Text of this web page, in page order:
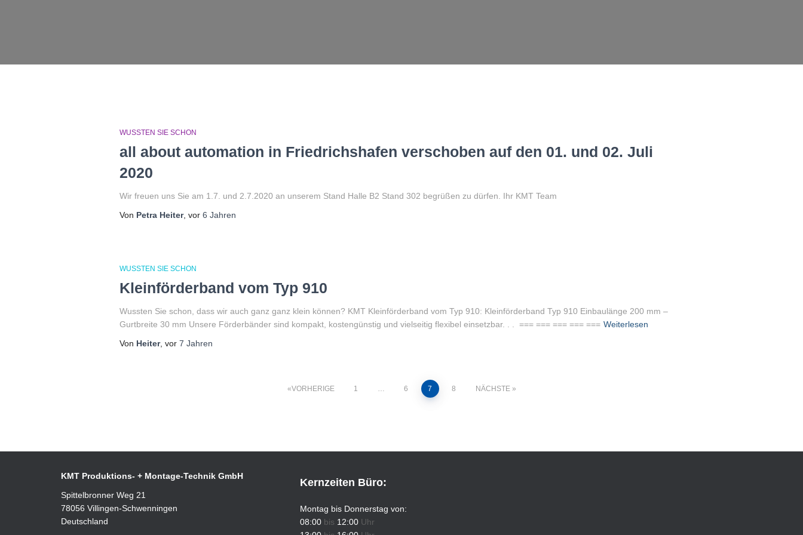
WUSSTEN SIE SCHON
all about automation in Friedrichshafen verschoben auf den 01. und 02. Juli
2020
Wir freuen uns Sie am 1.7. und 2.7.2020 an unserem Stand Halle B2 Stand 302 begrüßen zu dürfen. Ihr KMT Team
Von Petra Heiter, vor 6 Jahren
WUSSTEN SIE SCHON
Kleinförderband vom Typ 910
Wussten Sie schon, dass wir auch ganz ganz klein können? KMT Kleinförderband vom Typ 910: Kleinförderband Typ 910 Einbaulänge 200 mm –
Gurtbreite 30 mm Unsere Förderbänder sind kompakt, kostengünstig und vielseitig flexibel einsetzbar. . . === === === === === Weiterlesen
Von Heiter, vor 7 Jahren
VORHERIGE 1 … 6 7 8 NÄCHSTE
KMT Produktions- + Montage-Technik GmbH
Spittelbronner Weg 21
78056 Villingen-Schwenningen
Deutschland
Kernzeiten Büro:
Montag bis Donnerstag von:
08:00 bis 12:00 Uhr